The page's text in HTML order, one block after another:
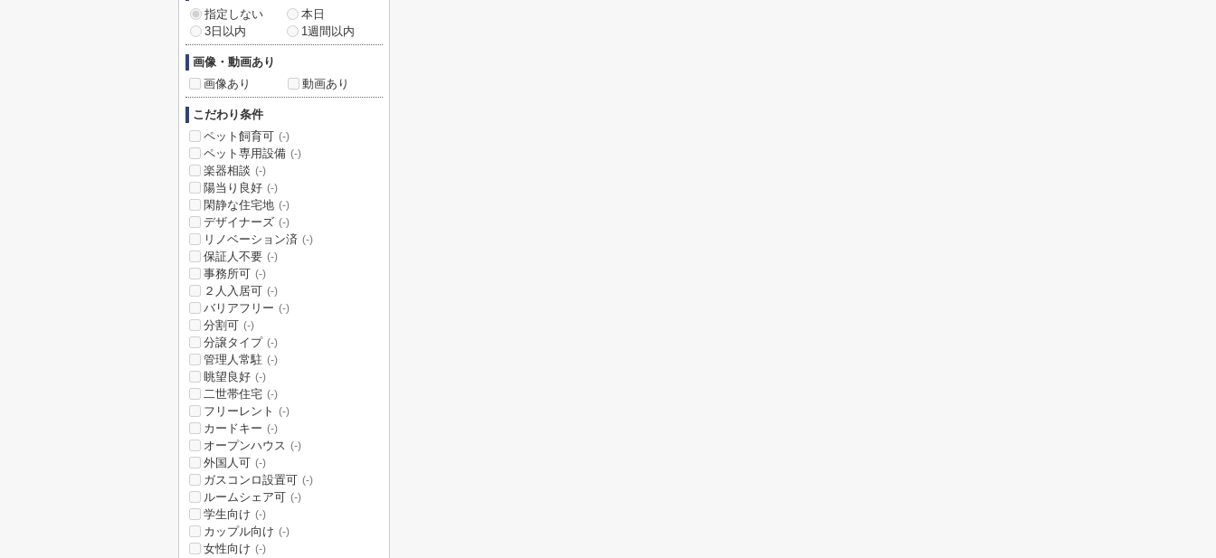
指定しない
本日
3日以内
1週間以内
画像・動画あり
画像あり
動画あり
こだわり条件
ペット飼育可 (-)
ペット専用設備 (-)
楽器相談 (-)
陽当り良好 (-)
閑静な住宅地 (-)
デザイナーズ (-)
リノベーション済 (-)
保証人不要 (-)
事務所可 (-)
２人入居可 (-)
バリアフリー (-)
分割可 (-)
分譲タイプ (-)
管理人常駐 (-)
眺望良好 (-)
二世帯住宅 (-)
フリーレント (-)
カードキー (-)
オープンハウス (-)
外国人可 (-)
ガスコンロ設置可 (-)
ルームシェア可 (-)
学生向け (-)
カップル向け (-)
女性向け (-)